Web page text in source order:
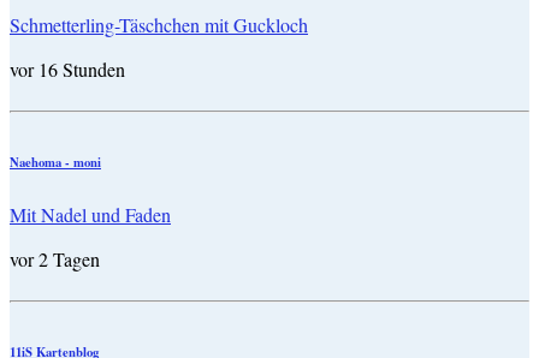
Schmetterling-Täschchen mit Guckloch
vor 16 Stunden
Naehoma - moni
Mit Nadel und Faden
vor 2 Tagen
11iS Kartenblog